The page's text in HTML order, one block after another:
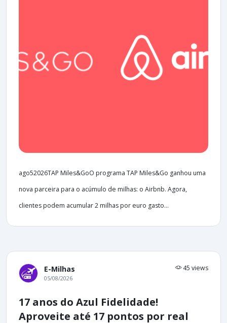
ago52026TAP Miles&GoO programa TAP Miles&Go ganhou uma
nova parceira para o acúmulo de milhas: o Airbnb. Agora,
clientes podem acumular 2 milhas por euro gasto...
E-Milhas 45 views
05/08/2026
17 anos do Azul Fidelidade!
Aproveite até 17 pontos por real